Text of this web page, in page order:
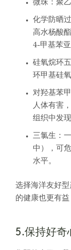
微珠：聚
化学防晒
高水杨酸
4-甲基苯
硅氧烷环
环甲基硅
对羟基苯
人体有害
组织中发
三氯生：
中），可
水平。
选择海洋友好
的健康也更有益
5.保持好奇